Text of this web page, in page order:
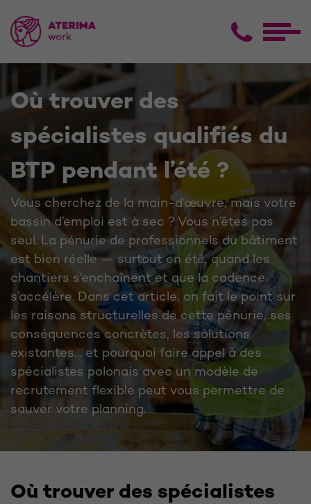
Où trouver des
spécialistes qualifiés du
BTP pendant l’été ?
Vous cherchez de la main-d’œuvre, mais votre
bassin d’emploi est à sec ? Vous n’êtes pas
seul. La pénurie de professionnels du bâtiment
est bien réelle — surtout en été, quand les
chantiers s’enchaînent et que la cadence
s’accélère. Dans cet article, on fait le point sur
les raisons structurelles de cette pénurie, ses
conséquences concrètes, les solutions
existantes… et pourquoi faire appel à des
spécialistes polonais avec un modèle de
recrutement flexible peut vous permettre de
sauver votre planning.
Où trouver des spécialistes